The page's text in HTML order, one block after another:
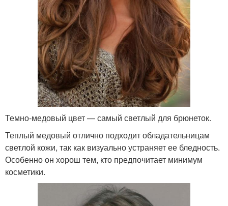
Темно-медовый цвет — самый светлый для брюнеток.
Теплый медовый отлично подходит обладательницам
светлой кожи, так как визуально устраняет ее бледность.
Особенно он хорош тем, кто предпочитает минимум
косметики.